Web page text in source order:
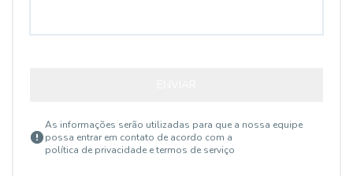
As informações serão utilizadas para que a nossa equipe
possa entrar em contato de acordo com a
política de privacidade e termos de serviço